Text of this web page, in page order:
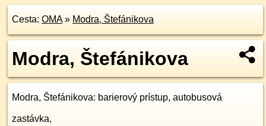
Cesta: OMA» Modra, Štefánikova
Modra, Štefánikova
Modra, Štefánikova: barierový prístup, autobusová
zastávka,